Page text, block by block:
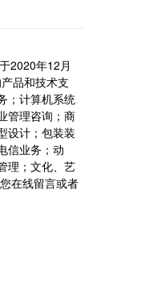
2020年12月
品和技术支
；计算机系统
管理咨询；商
设计；包装装
信业务；动
理；文化、艺
在线留言或者